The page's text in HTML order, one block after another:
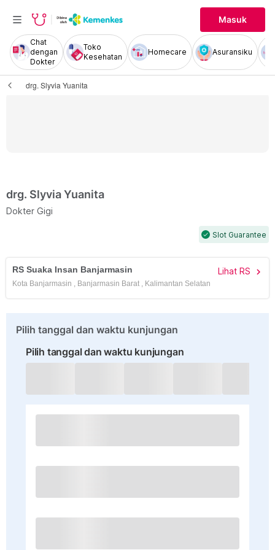
Masuk
Chat
dengan
Dokter
Toko
Kesehatan
Homecare Asuransiku
drg. Slyvia Yuanita
drg. Slyvia Yuanita
Dokter Gigi
check Slot Guarantee
RS Suaka Insan Banjarmasin Lihat RS chevron_right
Kota Banjarmasin , Banjarmasin Barat , Kalimantan Selatan
Pilih tanggal dan waktu kunjungan
Pilih tanggal dan waktu kunjungan